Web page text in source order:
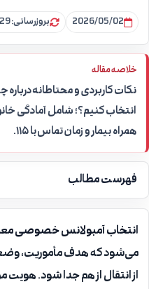
2026/05/02 بروزرسانی: 2026/07/29
خلاصه مقاله
نکات کاربردی و محتاطانه
انتخاب کنیم؟؛ شامل آمادگی
همراه بیمار و زمان تماس با ۱۱۵.
فهرست مطالب
انتخاب آمبولانس خصوصی
می‌شود که هدف مأموریت،
از انتقال از هم جدا شود. هویت